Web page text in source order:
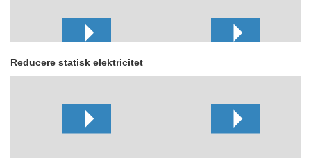
Reducere statisk elektricitet